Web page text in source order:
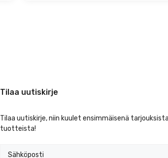
Tilaa uutiskirje
Tilaa uutiskirje, niin kuulet ensimmäisenä
tuotteista!